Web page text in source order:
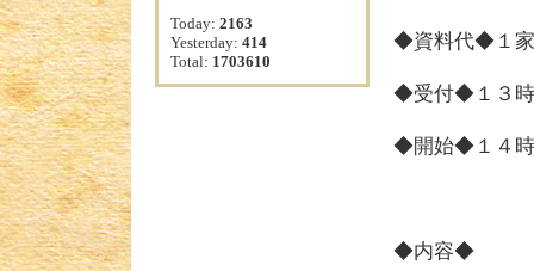
◆資料代◆１家
◆受付◆１３時
◆開始◆１４時
◆内容◆
Today: 2163
Yesterday: 414
Total: 1703610